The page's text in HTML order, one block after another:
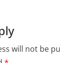
will not be